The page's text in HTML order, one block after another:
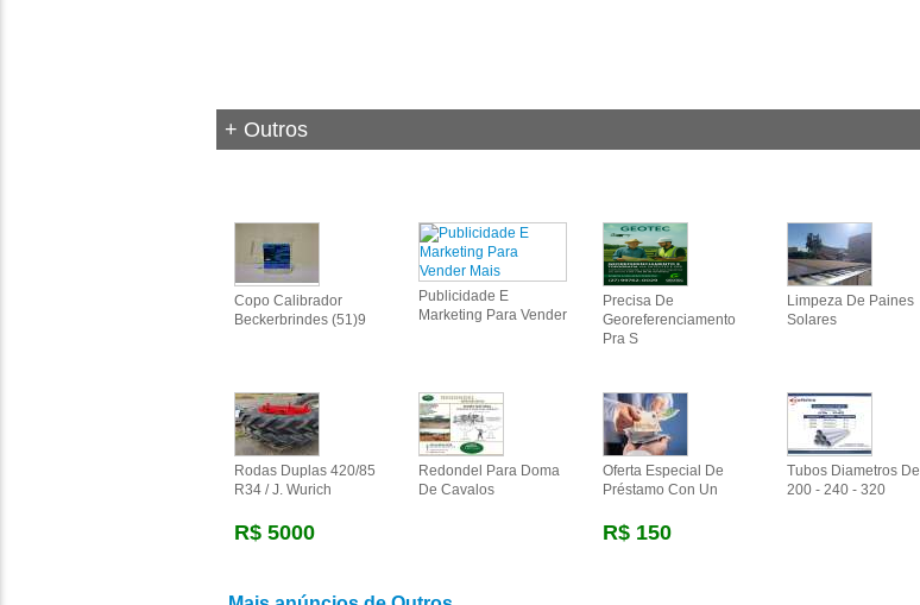
+ Outros
Copo Calibrador
Beckerbrindes (51)9
Publicidade E
Marketing Para Vender
Precisa De
Georeferenciamento
Pra S
Limpeza De Paines
Solares
Rodas Duplas 420/85
R34 / J. Wurich
R$ 5000
Redondel Para Doma
De Cavalos
Oferta Especial De
Préstamo Con Un
R$ 150
Tubos Diametros De
200 - 240 - 320